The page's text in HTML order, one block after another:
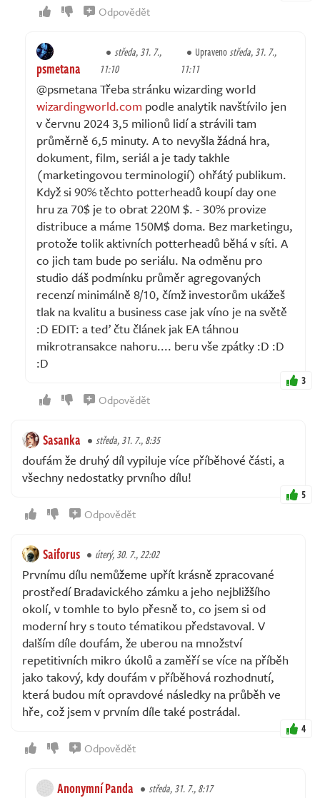
Odpovědět
psmetana
středa, 31. 7.,
11:10
Upravenostředa, 31. 7.,
11:11
@psmetana Třeba stránku wizarding world
wizardingworld.com podle analytik navštívilo jen
v červnu 2024 3,5 milionů lidí a strávili tam
průměrně 6,5 minuty. A to nevyšla žádná hra,
dokument, film, seriál a je tady takhle
(marketingovou terminologií) ohřátý publikum.
Když si 90% těchto potterheadů koupí day one
hru za 70$ je to obrat 220M $. - 30% provize
distribuce a máme 150M$ doma. Bez marketingu,
protože tolik aktivních potterheadů běhá v síti. A
co jich tam bude po seriálu. Na odměnu pro
studio dáš podmínku průměr agregovaných
recenzí minimálně 8/10, čímž investorům ukážeš
tlak na kvalitu a business case jak víno je na světě
:D EDIT: a teď čtu článek jak EA táhnou
mikrotransakce nahoru.... beru vše zpátky :D :D
:D
3
Odpovědět
Sasanka středa, 31. 7., 8:35
doufám že druhý díl vypiluje více příběhové části, a
všechny nedostatky prvního dílu!
5
Odpovědět
Saiforus úterý, 30. 7., 22:02
Prvnímu dílu nemůžeme upřít krásně zpracované
prostředí Bradavického zámku a jeho nejbližšího
okolí, v tomhle to bylo přesně to, co jsem si od
moderní hry s touto tématikou představoval. V
dalším díle doufám, že uberou na množství
repetitivních mikro úkolů a zaměří se více na příběh
jako takový, kdy doufám v příběhová rozhodnutí,
která budou mít opravdové následky na průběh ve
hře, což jsem v prvním díle také postrádal.
4
Odpovědět
Anonymní Panda středa, 31. 7., 8:17